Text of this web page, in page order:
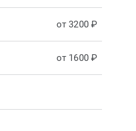
от 3200 ₽
от 1600 ₽